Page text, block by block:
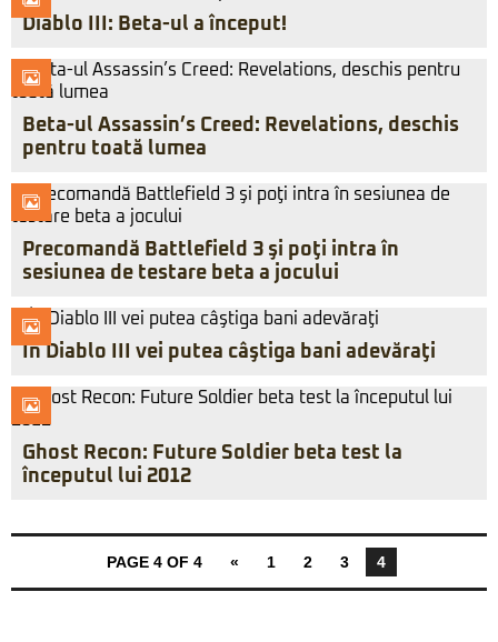
Diablo III: Beta-ul a început!
Beta-ul Assassin’s Creed: Revelations, deschis
pentru toată lumea
Precomandă Battlefield 3 şi poţi intra în
sesiunea de testare beta a jocului
În Diablo III vei putea câştiga bani adevăraţi
Ghost Recon: Future Soldier beta test la
începutul lui 2012
PAGE 4 OF 4 « 1 2 3 4